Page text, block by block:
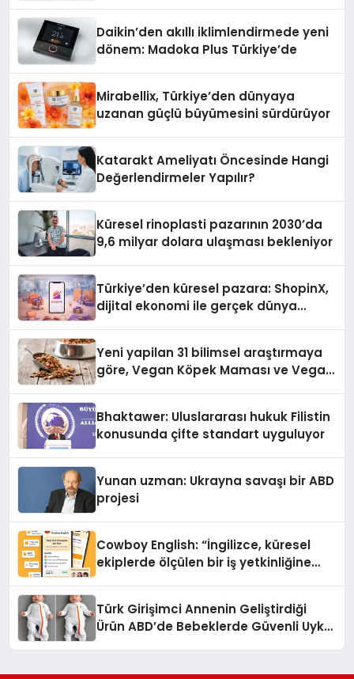
Daikin’den akıllı iklimlendirmede yeni
dönem: Madoka Plus Türkiye’de
Mirabellix, Türkiye’den dünyaya
uzanan güçlü büyümesini sürdürüyor
Katarakt Ameliyatı Öncesinde Hangi
Değerlendirmeler Yapılır?
Küresel rinoplasti pazarının 2030’da
9,6 milyar dolara ulaşması bekleniyor
Türkiye’den küresel pazara: ShopinX,
dijital ekonomi ile gerçek dünya
Yeni yapilan 31 bilimsel araştırmaya
göre, Vegan Köpek Maması ve Vegan
Bhaktawer: Uluslararası hukuk Filistin
konusunda çifte standart uyguluyor
Yunan uzman: Ukrayna savaşı bir ABD
projesi
Cowboy English: “İngilizce, küresel
ekiplerde ölçülen bir iş yetkinliğine
Türk Girişimci Annenin Geliştirdiği
Ürün ABD’de Bebeklerde Güvenli Uyku